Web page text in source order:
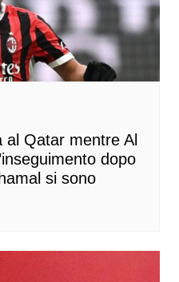
al Qatar mentre Al
dopo
si sono